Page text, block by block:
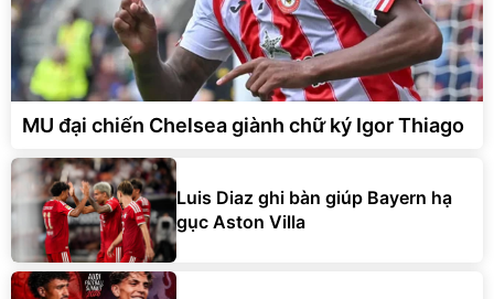
MU đại chiến Chelsea giành chữ ký Igor Thiago
Luis Diaz ghi bàn giúp Bayern hạ
gục Aston Villa